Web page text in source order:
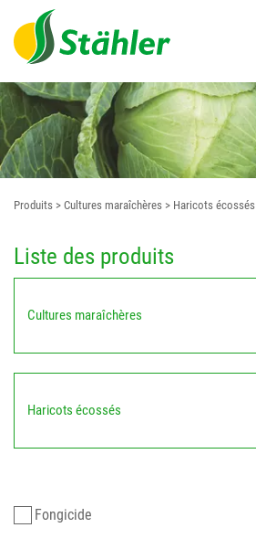
Produits > Cultures maraîchères > Haricots écossés
Liste des produits
Cultures maraîchères
Haricots écossés
Fongicide